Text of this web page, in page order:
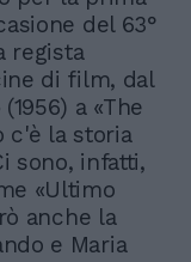
del 63°
regista
di film, dal
a «The
c'è la storia
sono, infatti,
«Ultimo
anche la
e Maria